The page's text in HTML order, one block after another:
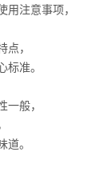
注意事项，
，
准。
般，
。